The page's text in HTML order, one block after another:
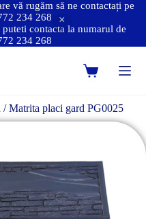
vă rugăm să ne contactați pe
234 268
contacta la numarul de
234 268
/ Matrita placi gard PG0025